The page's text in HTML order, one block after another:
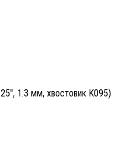
1.3 мм, хвостовик K095)